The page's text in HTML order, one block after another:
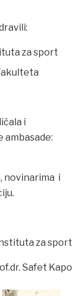
za sport
i
ambasade:
novinarima i
za sport
Safet Kapo